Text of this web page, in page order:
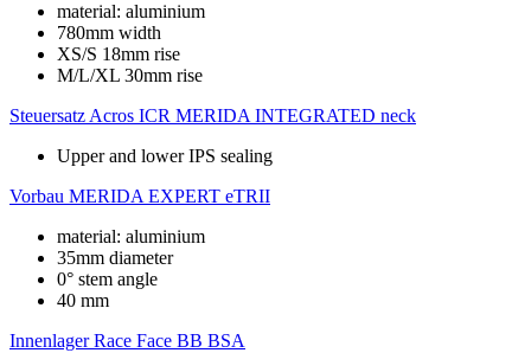
material: aluminium
780mm width
XS/S 18mm rise
M/L/XL 30mm rise
Steuersatz Acros ICR MERIDA INTEGRATED neck
Upper and lower IPS sealing
Vorbau MERIDA EXPERT eTRII
material: aluminium
35mm diameter
0° stem angle
40 mm
Innenlager Race Face BB BSA